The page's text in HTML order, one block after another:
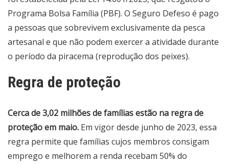
Programa Bolsa Família (PBF). O Seguro Defeso é pago
a pessoas que sobrevivem exclusivamente da pesca
artesanal e que não podem exercer a atividade durante
o período da piracema (reprodução dos peixes).
Regra de proteção
Cerca de 3,02 milhões de famílias estão na regra de
proteção em maio. Em vigor desde junho de 2023, essa
regra permite que famílias cujos membros consigam
emprego e melhorem a renda recebam 50% do